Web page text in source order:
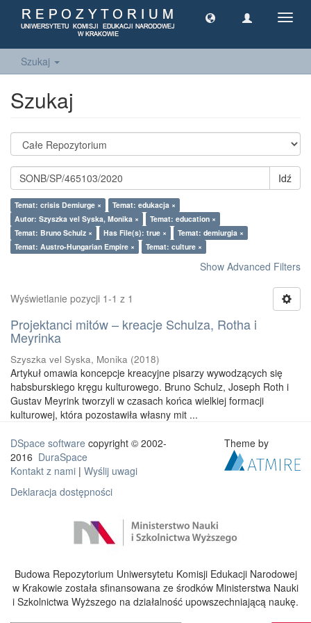
Szukaj
Szukaj
Idź
Temat: crisis Demiurge ×
Temat: edukacja ×
Autor: Szyszka vel Syska, Monika ×
Temat: education ×
Temat: Bruno Schulz ×
Has File(s): true ×
Temat: demiurgia ×
Temat: Austro-Hungarian Empire ×
Temat: culture ×
Show Advanced Filters
Wyświetlanie pozycji 1-1 z 1
Projektanci mitów – kreacje Schulza, Rotha i
Meyrinka
Szyszka vel Syska, Monika (2018)
Artykuł omawia koncepcje kreacyjne pisarzy wywodzących się
habsburskiego kręgu kulturowego. Bruno Schulz, Joseph Roth i
Gustav Meyrink tworzyli w czasach końca wielkiej formacji
kulturowej, która pozostawiła własny mit ...
DSpace software copyright © 2002-
2016 DuraSpace
Kontakt z nami | Wyślij uwagi
Deklaracja dostępności
Theme by
Budowa Repozytorium Uniwersytetu Komisji Edukacji Narodowej
w Krakowie została sfinansowana ze środków Ministerstwa Nauki
i Szkolnictwa Wyższego na działalność upowszechniającą naukę.